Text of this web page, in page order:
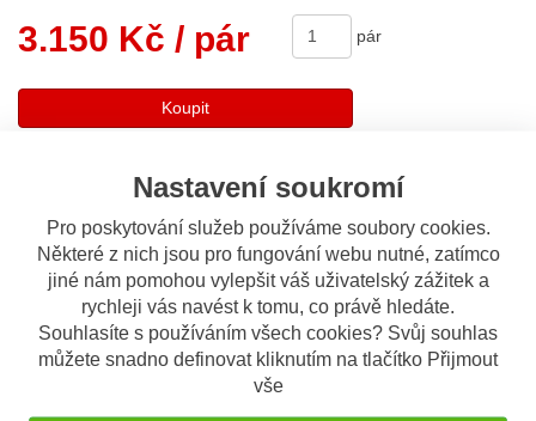
Nastavení soukromí
Pro poskytování služeb používáme soubory cookies.
Některé z nich jsou pro fungování webu nutné, zatímco
jiné nám pomohou vylepšit váš uživatelský zážitek a
rychleji vás navést k tomu, co právě hledáte.
Souhlasíte s používáním všech cookies? Svůj souhlas
můžete snadno definovat kliknutím na tlačítko Přijmout
vše
3.150 Kč / pár pár
Koupit
Popis Odeslat dotaz
Popis výrobku
Černé plastové podsedlové kryty